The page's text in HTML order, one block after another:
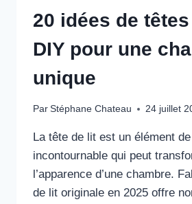
20 idées de
DIY pour une
unique
Par Stéphane Chateau 24 juillet
La tête de lit est un élément
incontournable qui peut
l’apparence d’une chambre.
de lit originale en 2025 offre